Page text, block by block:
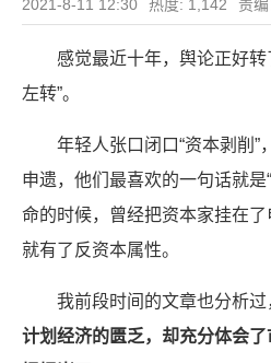
2021-8-11 12:30 热度: 1,142 责
感觉最近十年，舆论正好
左转”。
年轻人张口闭口“资本剥削”
申遗，他们最喜欢的一句话就是
命的时候，曾经把资本家挂在
就有了反资本属性。
我前段时间的文章也分析过
计划经济的匮乏，却充分体会